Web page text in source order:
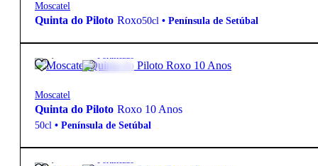
Moscatel
Quinta do Piloto Roxo50cl • Península de Setúbal
42,80€ Fortificado
Moscatel
Quinta do Piloto Roxo 10 Anos
50cl • Península de Setúbal
14,50€ Fortificado